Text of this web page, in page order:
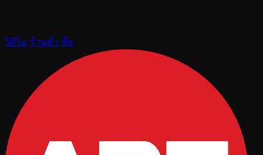
วิดีโอ ร้านค้า สื่อ